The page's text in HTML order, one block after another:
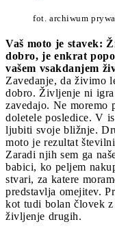
fot. archiwum
Vaš moto je stavek:
dobro, je enkrat
vašem vsakdanjem
Zavedanje, da živimo
dobro. Življenje ni
zavedajo. Ne moremo
doletele posledice. V
ljubiti svoje bližnje.
moto je rezultat
Zaradi njih sem ga
babici, ko peljem
stvari, za katere
predstavlja omejitev.
kot tudi bolan človek
življenje drugih.